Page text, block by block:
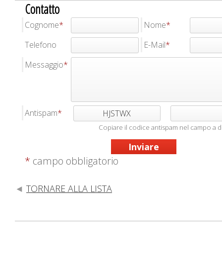
Contatto
Cognome
Nome
Telefono
E-Mail
Messaggio
Antispam HJSTWX
Copiare il codice antispam nel campo a
* campo obbligatorio
TORNARE ALLA LISTA